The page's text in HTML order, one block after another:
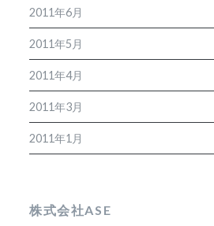
2011年6月
2011年5月
2011年4月
2011年3月
2011年1月
株式会社ASE